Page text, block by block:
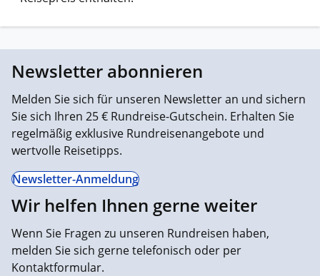
Newsletter abonnieren
Melden Sie sich für unseren Newsletter an und sichern
Sie sich Ihren 25 € Rundreise-Gutschein. Erhalten Sie
regelmäßig exklusive Rundreisenangebote und
wertvolle Reisetipps.
Newsletter-Anmeldung
Wir helfen Ihnen gerne weiter
Wenn Sie Fragen zu unseren Rundreisen haben,
melden Sie sich gerne telefonisch oder per
Kontaktformular.